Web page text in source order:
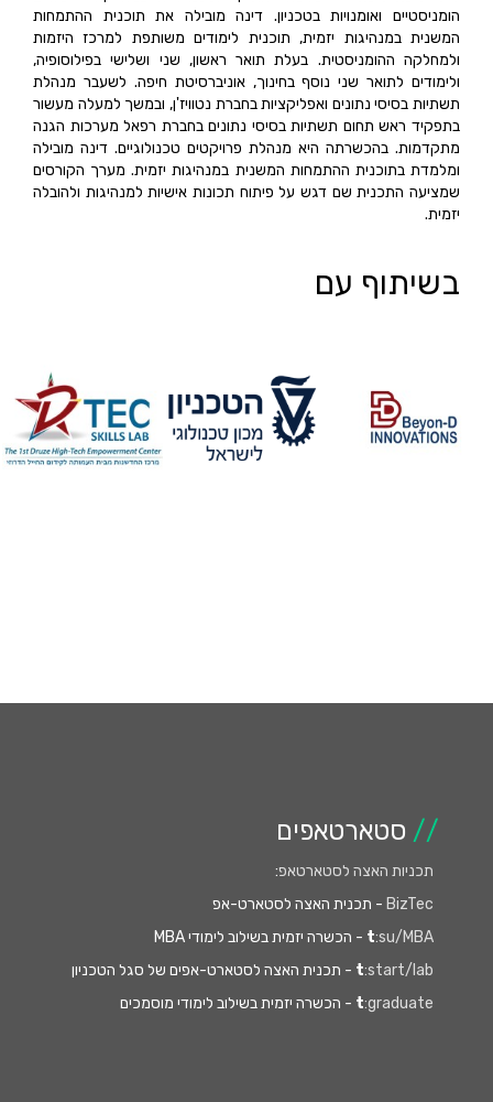
הומניסטיים ואומנויות בטכניון. דינה מובילה את תוכנית ההתמחות
המשנית במנהיגות יזמית, תוכנית לימודים משותפת למרכז היזמות
ולמחלקה ההומניסטית. בעלת תואר ראשון, שני ושלישי בפילוסופיה,
ולימודים לתואר שני נוסף בחינוך, אוניברסיטת חיפה. לשעבר מנהלת
תשתיות בסיסי נתונים ואפליקציות בחברת נטוויז'ן, ובמשך למעלה מעשור
בתפקיד ראש תחום תשתיות בסיסי נתונים בחברת רפאל מערכות הגנה
מתקדמות. בהכשרתה היא מנהלת פרויקטים טכנולוגיים. דינה מובילה
ומלמדת בתוכנית ההתמחות המשנית במנהיגות יזמית. מערך הקורסים
שמציעה התכנית שם דגש על פיתוח תכונות אישיות למנהיגות ולהובלה
יזמית.
בשיתוף עם
// סטארטאפים
תכניות האצה לסטארטאפ:
BizTec - תכנית האצה לסטארט-אפ
t:su/MBA
- הכשרה יזמית בשילוב לימודי MBA
t:start/lab
- תכנית האצה לסטארט-אפים של סגל הטכניון
t:graduate - הכשרה יזמית בשילוב לימודי מוסמכים